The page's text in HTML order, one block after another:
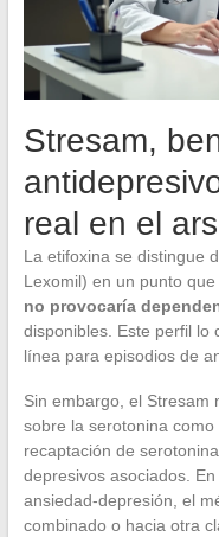
Stresam,
real en el
La etifoxina se distingue
Lexomil) en un punto
no provocaría
disponibles. Este perfil lo
línea para episodios de
Sin embargo, el Stresam
sobre la serotonina
recaptación de
depresivos asociados.
ansiedad-depresión, el
combinado o hacia otra